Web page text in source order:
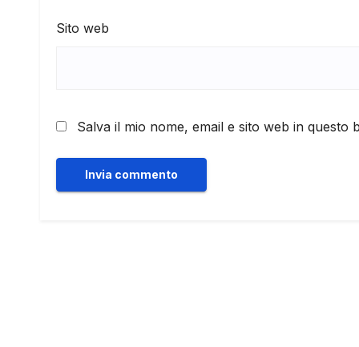
Sito web
Salva il mio nome, email e sito web in